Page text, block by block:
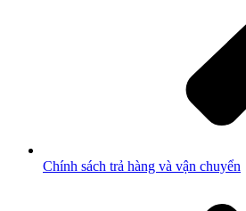
Chính sách trả hàng và vận chuyển